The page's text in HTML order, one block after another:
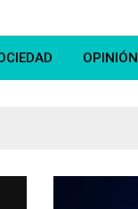
OPINIÓN